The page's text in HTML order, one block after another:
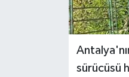
sürücüsü